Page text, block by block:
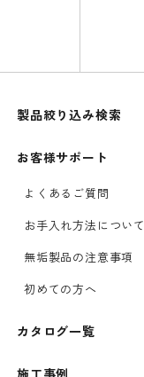
製品絞り込み検索
お客様サポート
よくあるご質問
お手入れ方法について
無垢製品の注意事項
初めての方へ
カタログ一覧